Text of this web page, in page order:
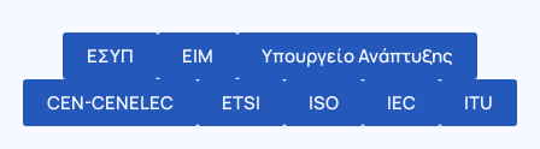
ΕΣΥΠ ΕΙΜ
Υπουργείο Ανάπτυξης
CEN-CENELEC
ETSI ISO IEC ITU